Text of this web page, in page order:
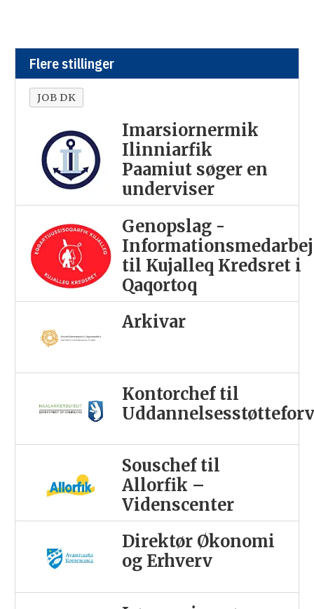
Flere stillinger
JOB DK
Imarsiornermik
Ilinniarfik
Paamiut søger en
underviser
Genopslag -
til Kujalleq Kredsret i
Qaqortoq
Arkivar
Kontorchef til
Souschef til
Allorfik –
Videnscenter
Direktør Økonomi
og Erhverv